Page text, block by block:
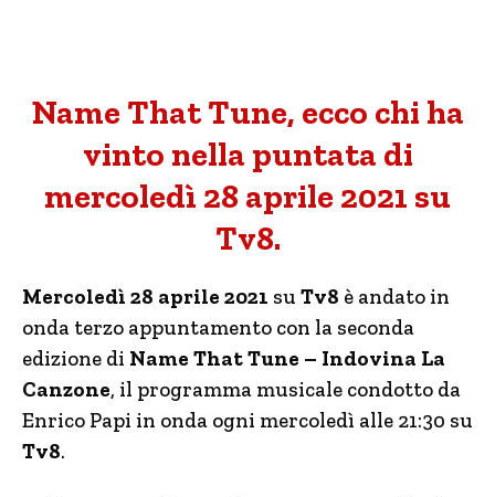
Name That Tune, ecco chi ha
vinto nella puntata di
mercoledì 28 aprile 2021 su
Tv8.
Mercoledì 28 aprile 2021 su Tv8 è andato in
onda terzo appuntamento con la seconda
edizione di Name That Tune – Indovina La
Canzone, il programma musicale condotto da
Enrico Papi in onda ogni mercoledì alle 21:30 su
Tv8.